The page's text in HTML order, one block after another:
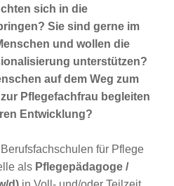
sich in die
Sie sind gerne im
und wollen die
unterstützen?
auf dem Weg zum
Pflegefachfrau begleiten
Entwicklung?
für Pflege
als Pflegepädagoge /